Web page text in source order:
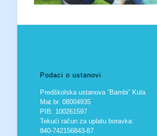
Podaci o ustanovi
Predškolska ustanova ”Bambi” Kula
Mat.br. 08004935
PIB: 100261597
Tekući račun za uplatu boravka:
840-742156843-87